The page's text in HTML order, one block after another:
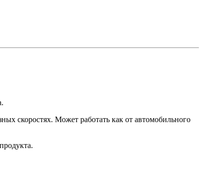
скоростях. Может работать как от автомобильного